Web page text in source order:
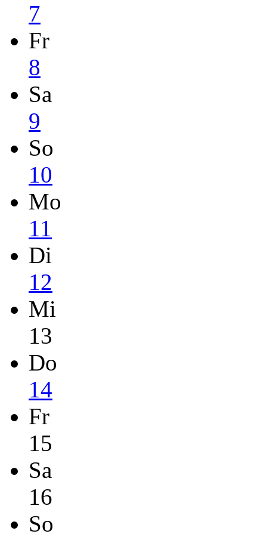
7
Fr
8
Sa
9
So
10
Mo
11
Di
12
Mi
13
Do
14
Fr
15
Sa
16
So